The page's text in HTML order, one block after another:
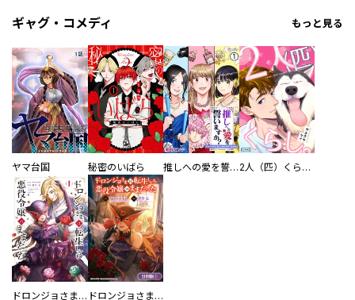
ギャグ・コメディ もっと見る
ヤマ台国 秘密のいばら 推しへの愛を誓いますか？～アラサー女子、推しは逃げぬが人生逃げる～ 2人（匹）くらし。
ドロンジョさまは転生しても悪役令嬢のままだった ドロンジョさまは転生しても悪役令嬢のままだった【分冊版】